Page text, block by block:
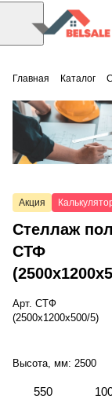
Главная Каталог
Акция
Стеллаж
СТФ
Арт. СТФ
(2500x1200x500/5)
Высота, мм: 2500
550